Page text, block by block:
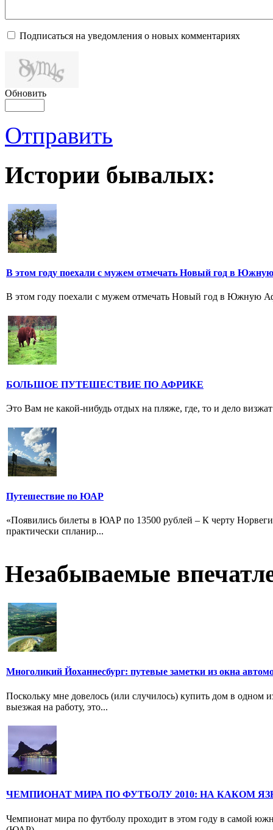
Подписаться на уведомления о новых комментариях
Обновить
Отправить
Истории бывалых:
В этом году поехали с мужем отмечать Новый год в
В этом году поехали с мужем отмечать Новый год в Южную
БОЛЬШОЕ ПУТЕШЕСТВИЕ ПО АФРИКЕ
Это Вам не какой-нибудь отдых на пляже, где, то и дело
Путешествие по ЮАР
«Появились билеты в ЮАР по 13500 рублей – К черту
практически спланир...
Незабываемые
Многоликий Йоханнесбург: путевые заметки из окна
Поскольку мне довелось (или случилось) купить дом в одном
выезжая на работу, это...
ЧЕМПИОНАТ МИРА ПО ФУТБОЛУ 2010: НА КАКОМ
Чемпионат мира по футболу проходит в этом году в самой